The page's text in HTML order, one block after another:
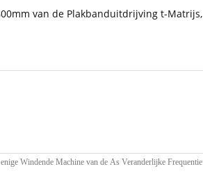
van de Plakbanduitdrijving t-Matrijs,